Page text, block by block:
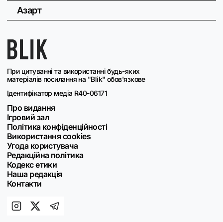
При цитуванні та використанні будь-яких
матеріалів посилання на "Blik" обов'язкове
Ідентифікатор медіа R40-06171
Про видання
Ігровий зал
Політика конфіденційності
Використання cookies
Угода користувача
Редакційна політика
Кодекс етики
Наша редакція
Контакти
Азарт